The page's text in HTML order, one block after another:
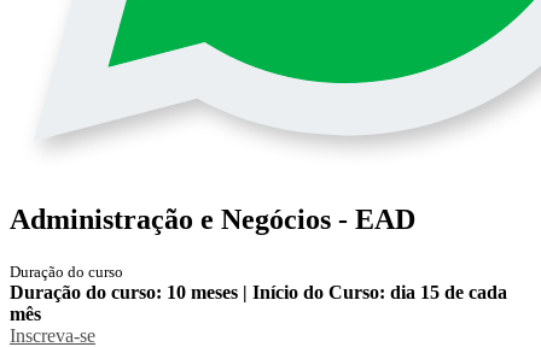
Administração e Negócios - EAD
Duração do curso
Duração do curso: 10 meses | Início do Curso: dia 15 de cada
mês
Inscreva-se